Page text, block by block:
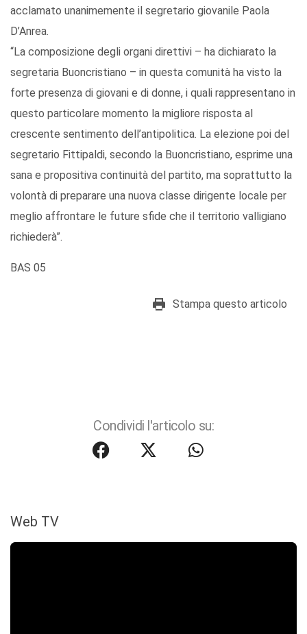
acclamato unanimemente il segretario giovanile Paola
D’Anrea.
“La composizione degli organi direttivi – ha dichiarato la
segretaria Buoncristiano – in questa comunità ha visto la
forte presenza di giovani e di donne, i quali rappresentano in
questo particolare momento la migliore risposta al
crescente sentimento dell’antipolitica. La elezione poi del
segretario Fittipaldi, secondo la Buoncristiano, esprime una
sana e propositiva continuità del partito, ma soprattutto la
volontà di preparare una nuova classe dirigente locale per
meglio affrontare le future sfide che il territorio valligiano
richiederà”.
BAS 05
Stampa questo articolo
Condividi l'articolo su:
Web TV